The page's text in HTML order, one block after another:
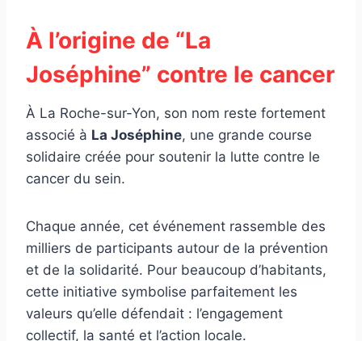
À l’origine de “La
Joséphine” contre le cancer
À La Roche-sur-Yon, son nom reste fortement
associé à La Joséphine, une grande course
solidaire créée pour soutenir la lutte contre le
cancer du sein.
Chaque année, cet événement rassemble des
milliers de participants autour de la prévention
et de la solidarité. Pour beaucoup d’habitants,
cette initiative symbolise parfaitement les
valeurs qu’elle défendait : l’engagement
collectif, la santé et l’action locale.